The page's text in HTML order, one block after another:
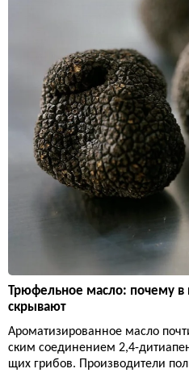
Трюфельное масло: почему в
скрывают
Ароматизированное масло
ским соединением 2,4-
щих грибов. Производители